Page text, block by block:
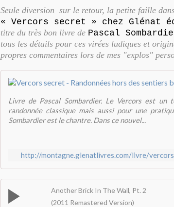
Seule diversion sur le retour, la petite faille
« Vercors secret » chez Glénat
titre du très bon livre de Pascal
tous les détails pour ces virées ludiques et
propres commentaires lors de mes "explos"
Livre de Pascal Sombardier. Le Vercors est
randonnée classique mais aussi pour une
Sombardier est le chantre. Dans ce nouvel...
http://montagne.glenatlivres.com/livre/
Another Brick In The Wall, Pt. 2
(2011 Remastered Version)